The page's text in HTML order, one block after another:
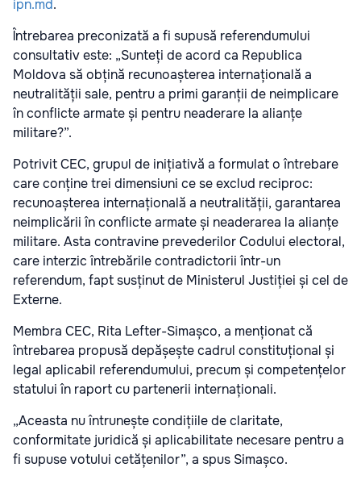
ipn.md.
Întrebarea preconizată a fi supusă referendumului
consultativ este: „Sunteți de acord ca Republica
Moldova să obțină recunoașterea internațională a
neutralității sale, pentru a primi garanții de neimplicare
în conflicte armate și pentru neaderare la alianțe
militare?”.
Potrivit CEC, grupul de inițiativă a formulat o întrebare
care conține trei dimensiuni ce se exclud reciproc:
recunoașterea internațională a neutralității, garantarea
neimplicării în conflicte armate și neaderarea la alianțe
militare. Asta contravine prevederilor Codului electoral,
care interzic întrebările contradictorii într-un
referendum, fapt susținut de Ministerul Justiției și cel de
Externe.
Membra CEC, Rita Lefter-Simașco, a menționat că
întrebarea propusă depășește cadrul constituțional și
legal aplicabil referendumului, precum și competențelor
statului în raport cu partenerii internaționali.
„Aceasta nu întrunește condițiile de claritate,
conformitate juridică și aplicabilitate necesare pentru a
fi supuse votului cetățenilor”, a spus Simașco.